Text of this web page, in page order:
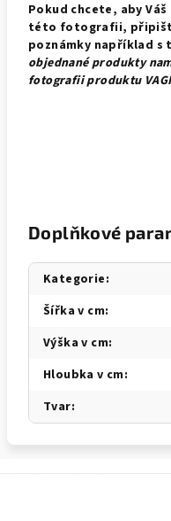
Pokud chcete, aby
této fotografii,
poznámky například
objednané produkty
fotografii produktu
Doplňkové
Kategorie:
Šířka v cm:
Výška v cm:
Hloubka v cm:
Tvar: